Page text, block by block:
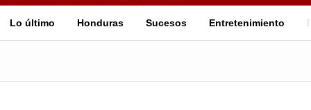
Lo último Honduras Sucesos Entretenimiento